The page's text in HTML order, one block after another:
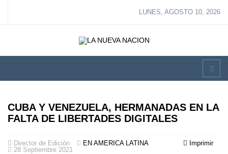
LUNES, AGOSTO 10, 2026
CUBA Y VENEZUELA, HERMANADAS EN LA
FALTA DE LIBERTADES DIGITALES
Imprimir
Director de Edición
EN AMERICA LATINA
28 Septiembre 2021